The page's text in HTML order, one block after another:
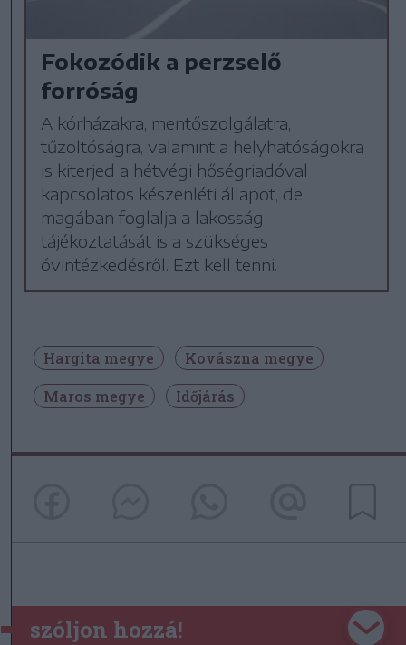
Fokozódik a perzselő
forróság
A kórházakra, mentőszolgálatra,
tűzoltóságra, valamint a helyhatóságokra
is kiterjed a hétvégi hőségriadóval
kapcsolatos készenléti állapot, de
magában foglalja a lakosság
tájékoztatását is a szükséges
óvintézkedésről. Ezt kell tenni.
Hargita megye
Kovászna megye
Maros megye
Időjárás
szóljon hozzá!